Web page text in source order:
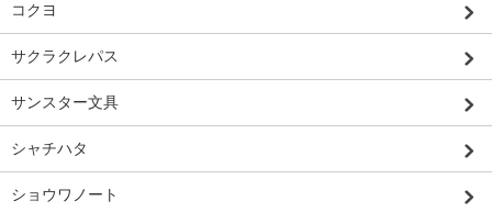
コクヨ
サクラクレパス
サンスター文具
シャチハタ
ショウワノート